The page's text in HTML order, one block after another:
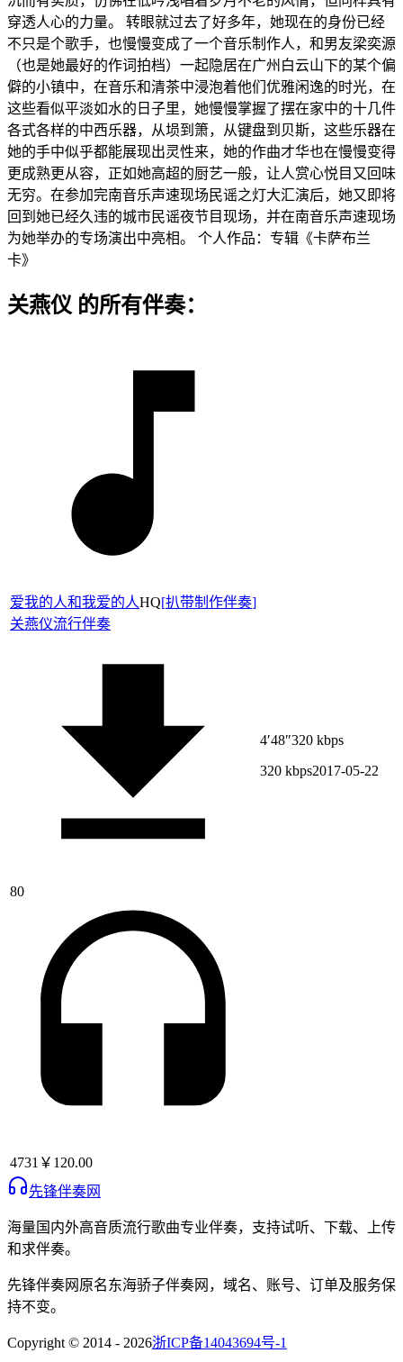
穿透人心的力量。 转眼就过去了好多年，她现在的身份已经
不只是个歌手，也慢慢变成了一个音乐制作人，和男友梁奕源
（也是她最好的作词拍档）一起隐居在广州白云山下的某个偏
僻的小镇中，在音乐和清茶中浸泡着他们优雅闲逸的时光，在
这些看似平淡如水的日子里，她慢慢掌握了摆在家中的十几件
各式各样的中西乐器，从埙到箫，从键盘到贝斯，这些乐器在
她的手中似乎都能展现出灵性来，她的作曲才华也在慢慢变得
更成熟更从容，正如她高超的厨艺一般，让人赏心悦目又回味
无穷。在参加完南音乐声速现场民谣之灯大汇演后，她又即将
回到她已经久违的城市民谣夜节目现场，并在南音乐声速现场
为她举办的专场演出中亮相。 个人作品：专辑《卡萨布兰
卡》
关燕仪 的所有伴奏：
爱我的人和我爱的人HQ[扒带制作伴奏]
关燕仪流行伴奏
80
4731 ￥120.00
4′48″320 kbps
320 kbps2017-05-22
先锋伴奏网
海量国内外高音质流行歌曲专业伴奏，支持试听、下载、上传
和求伴奏。
先锋伴奏网 原名东海骄子伴奏网 ，域名、账号、订单及服务保
持不变。
Copyright © 2014 - 2026浙ICP备14043694号-1